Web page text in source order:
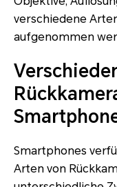
verschiedene
aufgenommen
Smartphones
Arten von